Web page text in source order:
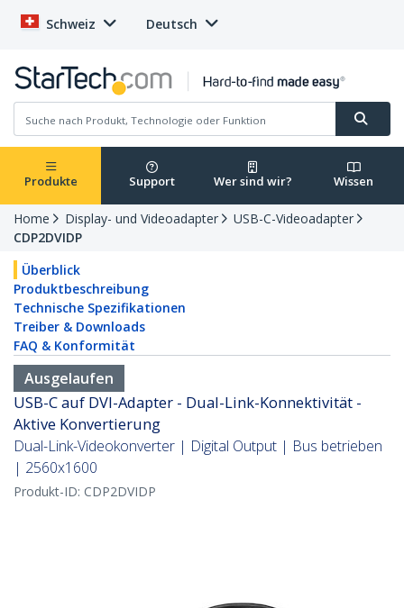
Schweiz Deutsch
Produkte Support Wer sind wir? Wissen
Home Display- und Videoadapter
USB-C-Videoadapter
CDP2DVIDP
Überblick
Produktbeschreibung
Technische Spezifikationen
Treiber & Downloads
FAQ & Konformität
Ausgelaufen
USB-C auf DVI-Adapter - Dual-Link-Konnektivität -
Aktive Konvertierung
Dual-Link-Videokonverter | Digital Output | Bus betrieben
| 2560x1600
Produkt-ID: CDP2DVIDP